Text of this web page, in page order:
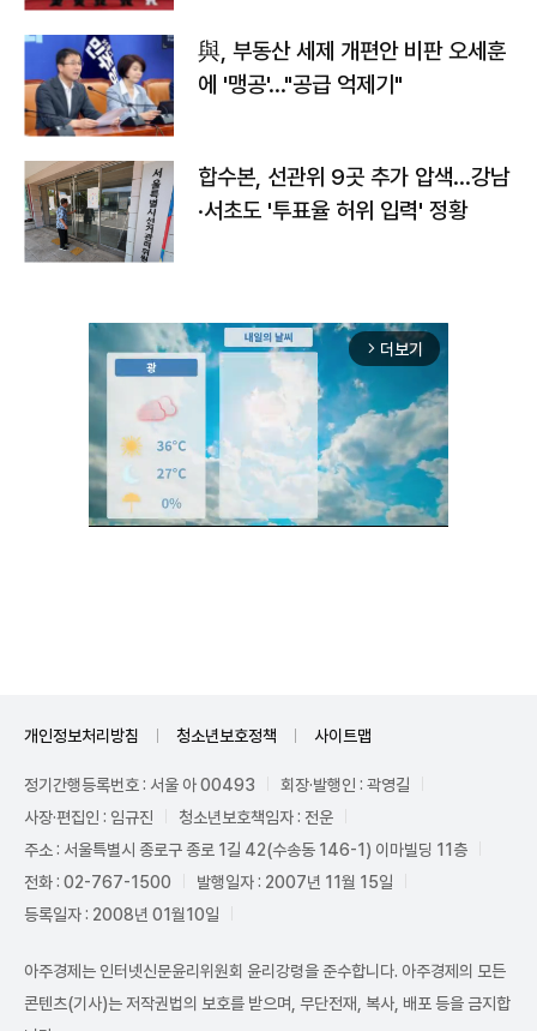
與, 부동산 세제 개편안 비판 오세훈
에 '맹공'…"공급 억제기"
합수본, 선관위 9곳 추가 압색…강남
·서초도 '투표율 허위 입력' 정황
arrow_forward_ios 더보기
개인정보처리방침 청소년보호정책 사이트맵
정기간행등록번호 : 서울 아 00493
회장·발행인 : 곽영길
사장·편집인 : 임규진
청소년보호책임자 : 전운
주소 : 서울특별시 종로구 종로 1길 42(수송동 146-1) 이마빌딩 11층
전화 : 02-767-1500
발행일자 : 2007년 11월 15일
등록일자 : 2008년 01월10일
아주경제는 인터넷신문윤리위원회 윤리강령을 준수합니다. 아주경제의 모든
콘텐츠(기사)는 저작권법의 보호를 받으며, 무단전재, 복사, 배포 등을 금지합